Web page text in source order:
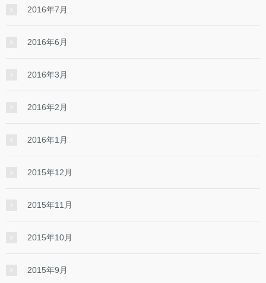
2016年7月
2016年6月
2016年3月
2016年2月
2016年1月
2015年12月
2015年11月
2015年10月
2015年9月